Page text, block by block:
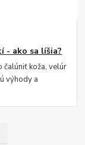
- ako sa líšia?
čalúniť koža, velúr
výhody a